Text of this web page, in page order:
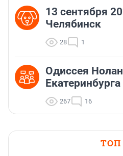
13 сентября
Челябинск
28 1
Одиссея
Екатеринбурга
267 16
ТОП